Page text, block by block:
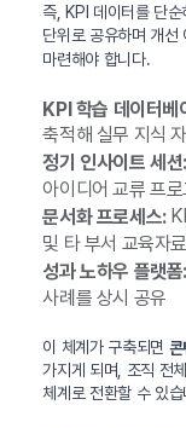
즉, KPI 데이터를 단
단위로 공유하며 개선
마련해야 합니다.
KPI 학습 데이터베
축적해 실무 지식
정기 인사이트 세션:
아이디어 교류 프
문서화 프로세스:
및 타 부서 교육자
성과 노하우 플랫폼:
사례를 상시 공유
이 체계가 구축되면
가지게 되며, 조직 전
체계로 전환할 수 있습